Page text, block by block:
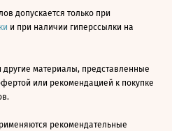
допускается только при
и при наличии гиперссылки на
другие материалы, представленные
или рекомендацией к покупке
рекомендательные